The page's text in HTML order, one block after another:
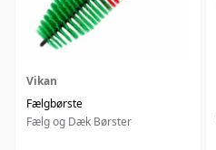
Vikan
Fælgbørste
Fælg og Dæk Børster